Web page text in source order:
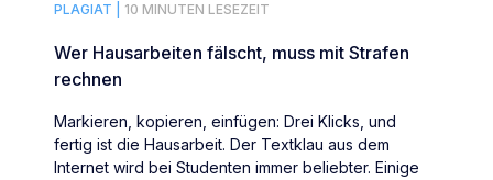
PLAGIAT | 10 MINUTEN LESEZEIT
Wer Hausarbeiten fälscht, muss mit Strafen
rechnen
Markieren, kopieren, einfügen: Drei Klicks, und
fertig ist die Hausarbeit. Der Textklau aus dem
Internet wird bei Studenten immer beliebter. Einige